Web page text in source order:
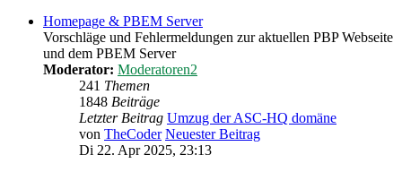
Homepage & PBEM Server
Vorschläge und Fehlermeldungen zur aktuellen PBP Webseite
und dem PBEM Server
Moderator: Moderatoren2
241 Themen
1848 Beiträge
Letzter Beitrag Umzug der ASC-HQ domäne
von TheCoder Neuester Beitrag
Di 22. Apr 2025, 23:13